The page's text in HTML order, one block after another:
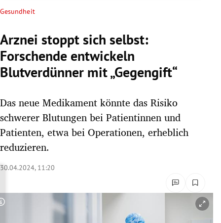
Untermenü
Untermenü
Gesundheit
Arznei stoppt sich selbst:
Forschende entwickeln
Blutverdünner mit „Gegengift“
Das neue Medikament könnte das Risiko
schwerer Blutungen bei Patientinnen und
Patienten, etwa bei Operationen, erheblich
reduzieren.
30.04.2024, 11:20
Copyright-Hinweis öffnen/schließen